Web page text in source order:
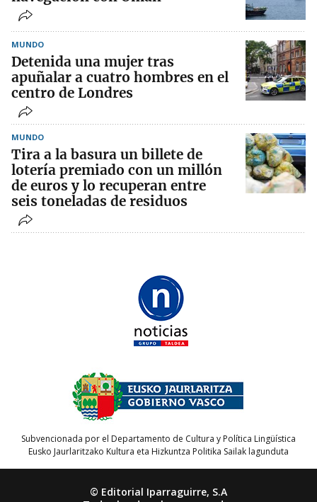
MUNDO
Detenida una mujer tras
apuñalar a cuatro hombres en el
centro de Londres
MUNDO
Tira a la basura un billete de
lotería premiado con un millón
de euros y lo recuperan entre
seis toneladas de residuos
Subvencionada por el Departamento de Cultura y Política Lingüística
Eusko Jaurlaritzako Kultura eta Hizkuntza Politika Sailak lagunduta
© Editorial Iparraguirre, S.A